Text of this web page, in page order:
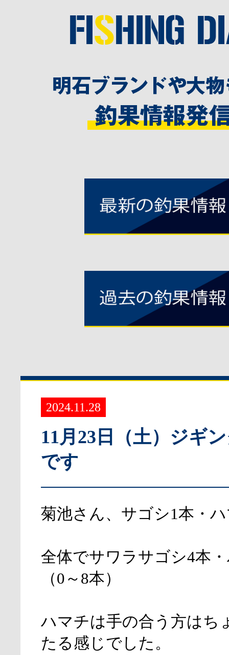
2024.11.28
11月23日（土）ジギ
です
菊池さん、サゴシ1本・
全体でサワラサゴシ4本
（0～8本）
ハマチは手の合う方はち
たる感じでした。